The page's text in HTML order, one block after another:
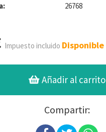
26768
Impuesto incluido Disponible
Añadir al carrito
Compartir: